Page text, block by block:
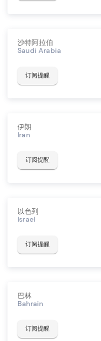
沙特阿拉伯
Saudi Arabia
订阅提醒
伊朗
Iran
订阅提醒
以色列
Israel
订阅提醒
巴林
Bahrain
订阅提醒